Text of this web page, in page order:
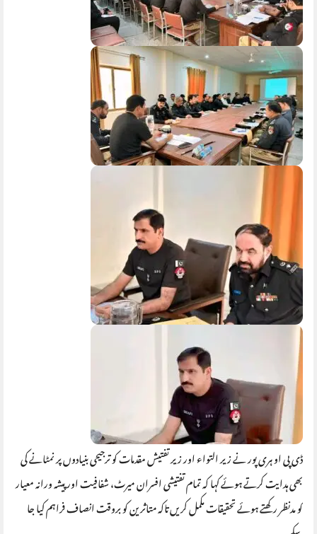
ڈی پی او ہری پور نے زیر التواء اور زیر تفتیش مقدمات کو ترجیحی بنیادوں پر نمٹانے کی
بھی ہدایت کرتے ہوئے کہا کہ تمام تفتیشی افسران میرٹ، شفافیت اور پیشہ ورانہ معیار
کو مدنظر رکھتے ہوئے تحقیقات مکمل کریں تاکہ متاثرین کو بروقت انصاف فراہم کیا جا